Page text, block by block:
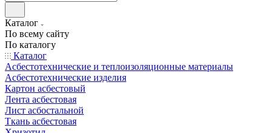
Каталог
По всему сайту
По каталогу
Каталог
Асбестотехнические и теплоизоляционные материалы
Асбестотехнические изделия
Картон асбестовый
Лента асбестовая
Лист асбостальной
Ткань асбестовая